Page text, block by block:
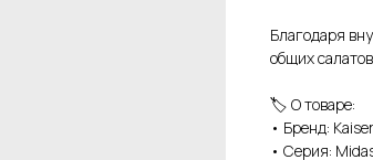
Благодаря
общих
🏷️ О товаре:
• Бренд:
• Серия: